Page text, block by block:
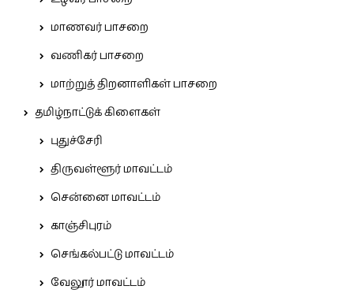
மாணவர் பாசறை
வணிகர் பாசறை
மாற்றுத் திறனாளிகள் பாசறை
தமிழ்நாட்டுக் கிளைகள்
புதுச்சேரி
திருவள்ளூர் மாவட்டம்
சென்னை மாவட்டம்
காஞ்சிபுரம்
செங்கல்பட்டு மாவட்டம்
வேலூர் மாவட்டம்